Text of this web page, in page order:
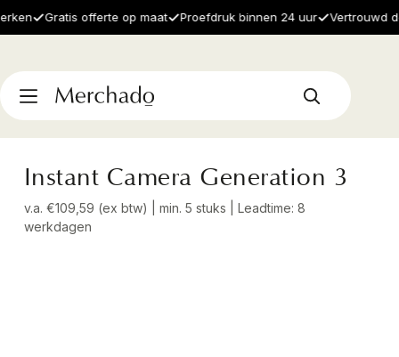
Gratis offerte op maat Proefdruk binnen 24 uur Vertrouwd
Instant Camera Generation 3
v.a. €109,59 (ex btw) | min. 5 stuks | Leadtime: 8
werkdagen